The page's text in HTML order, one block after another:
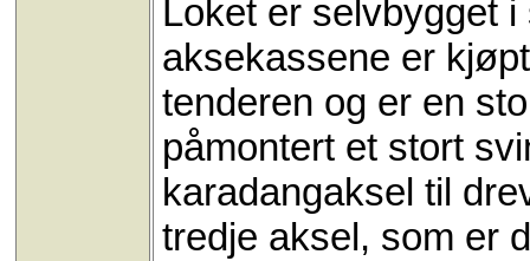
Loket er selvbygget
aksekassene er
tenderen og er en
påmontert et stort
karadangaksel til
tredje aksel, som er